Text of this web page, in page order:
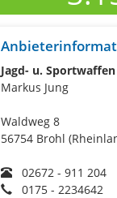
Jagd- u. Sportwaffen
Markus Jung
Waldweg 8
56754 Brohl
02672 - 911 204
0175 - 2234642